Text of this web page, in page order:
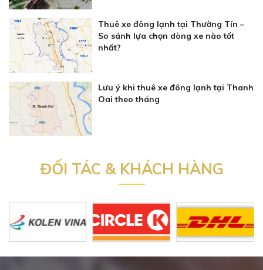
Thuê xe đông lạnh tại Thường Tín –
So sánh lựa chọn dòng xe nào tốt
nhất?
Lưu ý khi thuê xe đông lạnh tại Thanh
Oai theo tháng
ĐỐI TÁC & KHÁCH HÀNG